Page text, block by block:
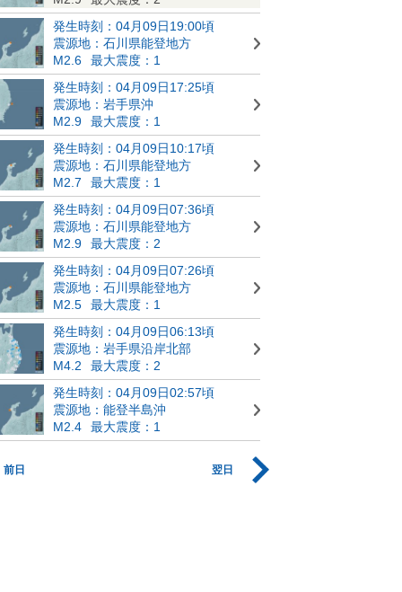
発生時刻：04月09日19:00頃
震源地：石川県能登地方
M2.6
最大震度：1
発生時刻：04月09日17:25頃
震源地：岩手県沖
M2.9
最大震度：1
発生時刻：04月09日10:17頃
震源地：石川県能登地方
M2.7
最大震度：1
発生時刻：04月09日07:36頃
震源地：石川県能登地方
M2.9
最大震度：2
発生時刻：04月09日07:26頃
震源地：石川県能登地方
M2.5
最大震度：1
発生時刻：04月09日06:13頃
震源地：岩手県沿岸北部
M4.2
最大震度：2
発生時刻：04月09日02:57頃
震源地：能登半島沖
M2.4
最大震度：1
前日 翌日